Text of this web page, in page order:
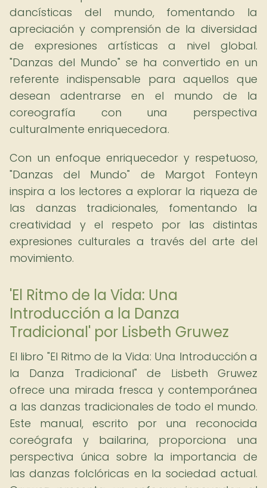
dancísticas del mundo, fomentando la
apreciación y comprensión de la diversidad
de expresiones artísticas a nivel global.
"Danzas del Mundo" se ha convertido en un
referente indispensable para aquellos que
desean adentrarse en el mundo de la
coreografía con una perspectiva
culturalmente enriquecedora.
Con un enfoque enriquecedor y respetuoso,
"Danzas del Mundo" de Margot Fonteyn
inspira a los lectores a explorar la riqueza de
las danzas tradicionales, fomentando la
creatividad y el respeto por las distintas
expresiones culturales a través del arte del
movimiento.
'El Ritmo de la Vida: Una
Introducción a la Danza
Tradicional' por Lisbeth Gruwez
El libro "El Ritmo de la Vida: Una Introducción a
la Danza Tradicional" de Lisbeth Gruwez
ofrece una mirada fresca y contemporánea
a las danzas tradicionales de todo el mundo.
Este manual, escrito por una reconocida
coreógrafa y bailarina, proporciona una
perspectiva única sobre la importancia de
las danzas folclóricas en la sociedad actual.